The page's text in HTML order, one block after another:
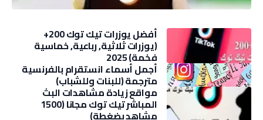
أفضل يوزرات تيك توك 200+
(يوزرات ثلاثية, رباعية, خماسية
فخمة) 2025
أجمل أسماء انستقرام بالفرنسية
مترجمة (للبنات وللشباب)
مواقع زيادة مشاهدات البث
المباشر تيك توك مجانا (1500
مشاهد بضغطة)